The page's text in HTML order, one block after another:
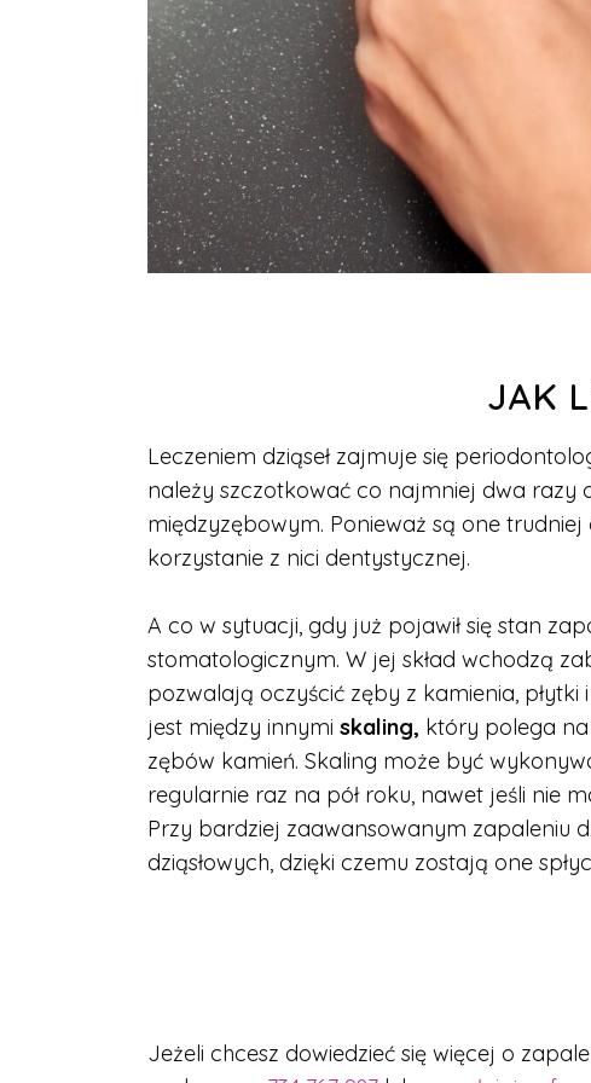
JAK
Leczeniem dziąseł zajmuje się
należy szczotkować co najmniej dwa razy
międzyzębowym. Ponieważ są one
korzystanie z nici dentystycznej.
A co w sytuacji, gdy już pojawił się stan
stomatologicznym. W jej skład wchodzą
pozwalają oczyścić zęby z kamienia,
jest między innymi skaling, który polega
zębów kamień. Skaling może być
regularnie raz na pół roku, nawet jeśli nie
Przy bardziej zaawansowanym zapaleniu
dziąsłowych, dzięki czemu zostają one
Jeżeli chcesz dowiedzieć się więcej o